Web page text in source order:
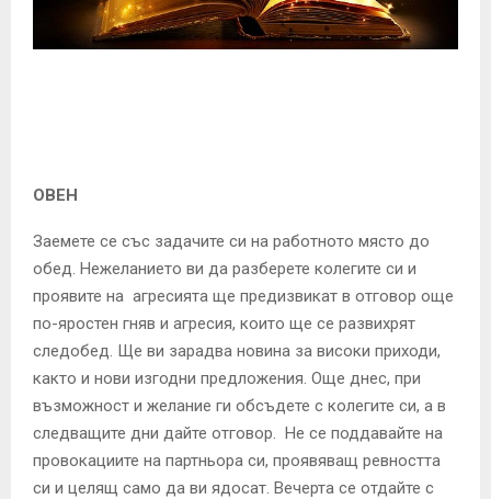
E
ОВЕН
Заемете се със задачите си на работното място до
обед. Нежеланието ви да разберете колегите си и
проявите на агресията ще предизвикат в отговор още
по-яростен гняв и агресия, които ще се развихрят
следобед. Ще ви зарадва новина за високи приходи,
както и нови изгодни предложения. Още днес, при
възможност и желание ги обсъдете с колегите си, а в
следващите дни дайте отговор. Не се поддавайте на
провокациите на партньора си, проявяващ ревността
си и целящ само да ви ядосат. Вечерта се отдайте с